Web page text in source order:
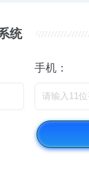
统
手机：